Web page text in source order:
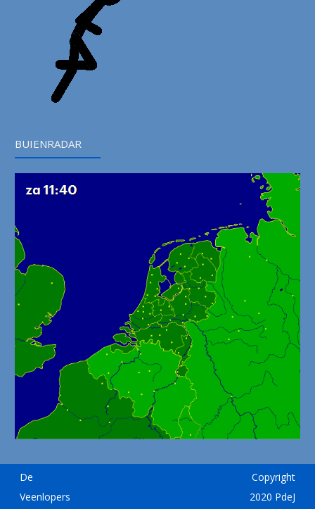
BUIENRADAR
De
Veenlopers
Copyright
2020 PdeJ